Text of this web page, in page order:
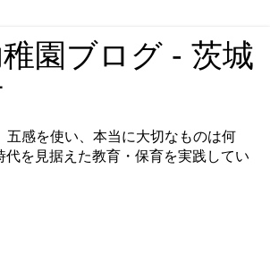
園ブログ - 茨城
五感を使い、本当に大切なものは何
代を見据えた教育・保育を実践してい